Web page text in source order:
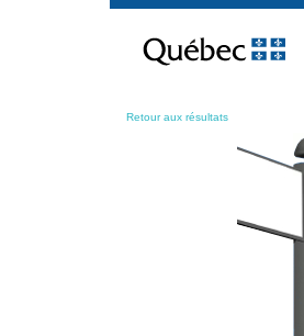
contenu
Retour aux résultats